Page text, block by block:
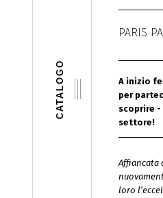
CATALOGO
PARIS
A inizio
per
scoprire
settore!
Affiancata
loro